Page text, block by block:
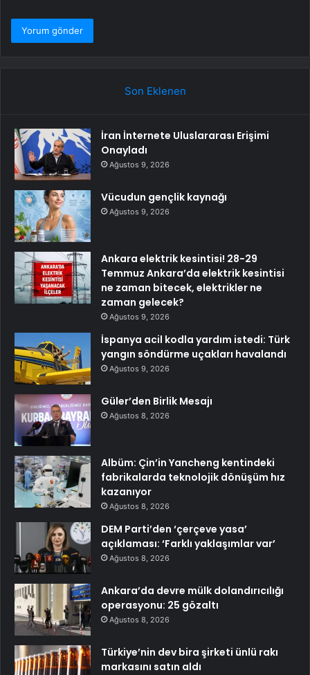
Son Eklenen
İran İnternete Uluslararası Erişimi
Onayladı
Ağustos 9, 2026
Vücudun gençlik kaynağı
Ağustos 9, 2026
Ankara elektrik kesintisi! 28-29
Temmuz Ankara’da elektrik kesintisi
ne zaman bitecek, elektrikler ne
zaman gelecek?
Ağustos 9, 2026
İspanya acil kodla yardım istedi: Türk
yangın söndürme uçakları havalandı
Ağustos 9, 2026
Güler’den Birlik Mesajı
Ağustos 8, 2026
Albüm: Çin’in Yancheng kentindeki
fabrikalarda teknolojik dönüşüm hız
kazanıyor
Ağustos 8, 2026
DEM Parti’den ‘çerçeve yasa’
açıklaması: ‘Farklı yaklaşımlar var’
Ağustos 8, 2026
Ankara’da devre mülk dolandırıcılığı
operasyonu: 25 gözaltı
Ağustos 8, 2026
Türkiye’nin dev bira şirketi ünlü rakı
markasını satın aldı